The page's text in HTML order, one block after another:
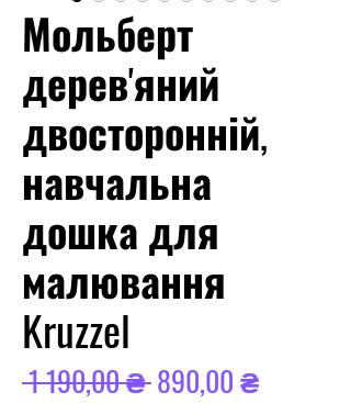
Мольберт
дерев'яний
двосторонній,
навчальна
дошка для
малювання
Kruzzel
1 190,00 ₴ Звичайна
890,00 ₴За